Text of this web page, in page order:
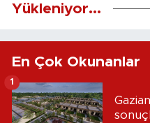
Yükleniyor...
En Çok Okunanlar
1